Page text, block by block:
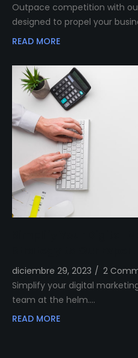
Outpace competition with
designed to propel your
READ MORE
diciembre 29, 2023 / 2
Simplify your digital
team at the helm.…
READ MORE